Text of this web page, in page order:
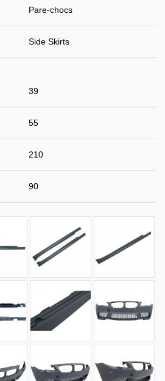
Pare-chocs
Side Skirts
39
55
210
90